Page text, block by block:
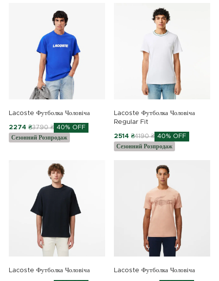
Lacoste Футболка Чоловіча
2274 ₴3790 ₴ 40% OFF
Сезонний Розпродаж
Lacoste Футболка Чоловіча
Regular Fit
2514 ₴4190 ₴ 40% OFF
Сезонний Розпродаж
Lacoste Футболка Чоловіча Lacoste Футболка Чоловіча